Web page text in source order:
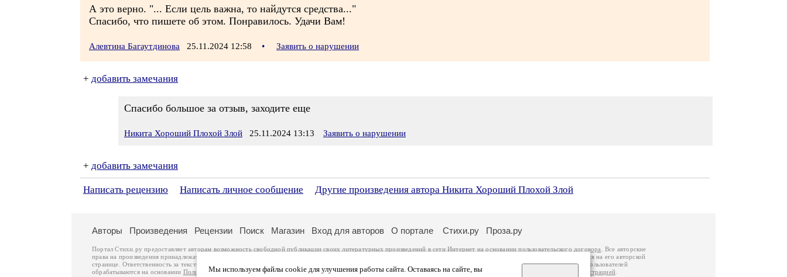
А это верно. "... Если цель важна, то найдутся средства..."
Спасибо, что пишете об этом. Понравилось. Удачи Вам!
Алевтина Багаутдинова 25.11.2024 12:58 • Заявить о нарушении
+ добавить замечания
Спасибо большое за отзыв, заходите еще
Никита Хороший Плохой Злой 25.11.2024 13:13 Заявить о нарушении
+ добавить замечания
Написать рецензию Написать личное сообщение Другие произведения автора Никита Хороший Плохой Злой
Мы используем файлы cookie для улучшения работы сайта. Оставаясь на сайте, вы
Авторы Произведения Рецензии Поиск Магазин Вход для авторов О портале Стихи.ру Проза.ру
Портал Стихи.ру предоставляет авторам возможность свободной публикации своих литературных произведений в сети Интернет на основаниипользовательского договора
. Все авторские
права на произведения принадлежат авторам и охраняются
. Перепечатка произведений возможна только с согласия его автора, к которому вы можете обратиться на его авторской
странице. Ответственность за тексты произведений авторы несут самостоятельно на основании
законодательства Российской Федерации. Данные пользователей
обрабатываются на основании Политики обработки персональных данных. Вы также можете посмотреть более подробнуюинформацию о портале связаться с администрацией